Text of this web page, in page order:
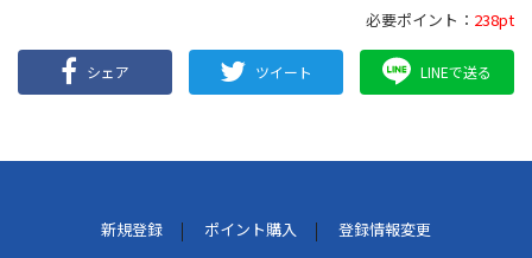
必要ポイント： 238pt
シェア ツイート LINEで送る
新規登録 ポイント購入
登録情報変更